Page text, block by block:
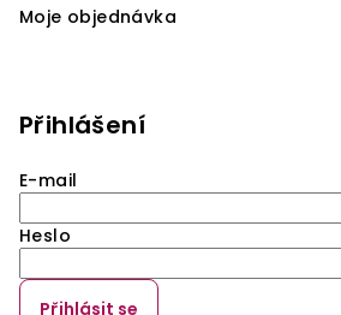
Moje objednávka
Přihlášení
E-mail
Heslo
Přihlásit se